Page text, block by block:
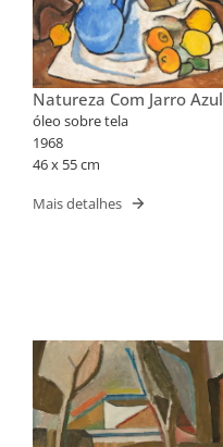
Natureza Com Jarro Azul
óleo sobre tela
1968
46 x 55 cm
Mais detalhes